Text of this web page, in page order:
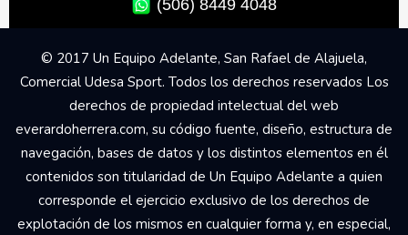
(506) 8449 4048
© 2017 Un Equipo Adelante, San Rafael de Alajuela,
Comercial Udesa Sport. Todos los derechos reservados Los
derechos de propiedad intelectual del web
everardoherrera.com, su código fuente, diseño, estructura de
navegación, bases de datos y los distintos elementos en él
contenidos son titularidad de Un Equipo Adelante a quien
corresponde el ejercicio exclusivo de los derechos de
explotación de los mismos en cualquier forma y, en especial,